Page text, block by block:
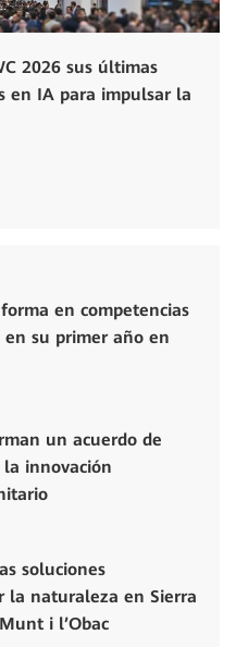
2026 sus últimas
en IA para impulsar la
en competencias
en su primer año en
un acuerdo de
innovación
soluciones
la naturaleza en Sierra
i l’Obac